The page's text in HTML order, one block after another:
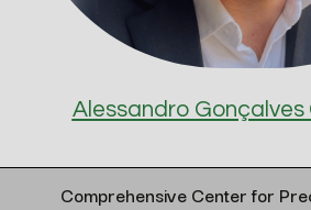
Alessandro Gonçalves
Comprehensive Center for